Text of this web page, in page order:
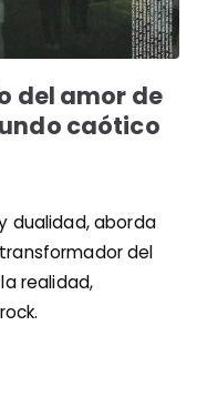
del amor de
caótico
dualidad, aborda
del
realidad,